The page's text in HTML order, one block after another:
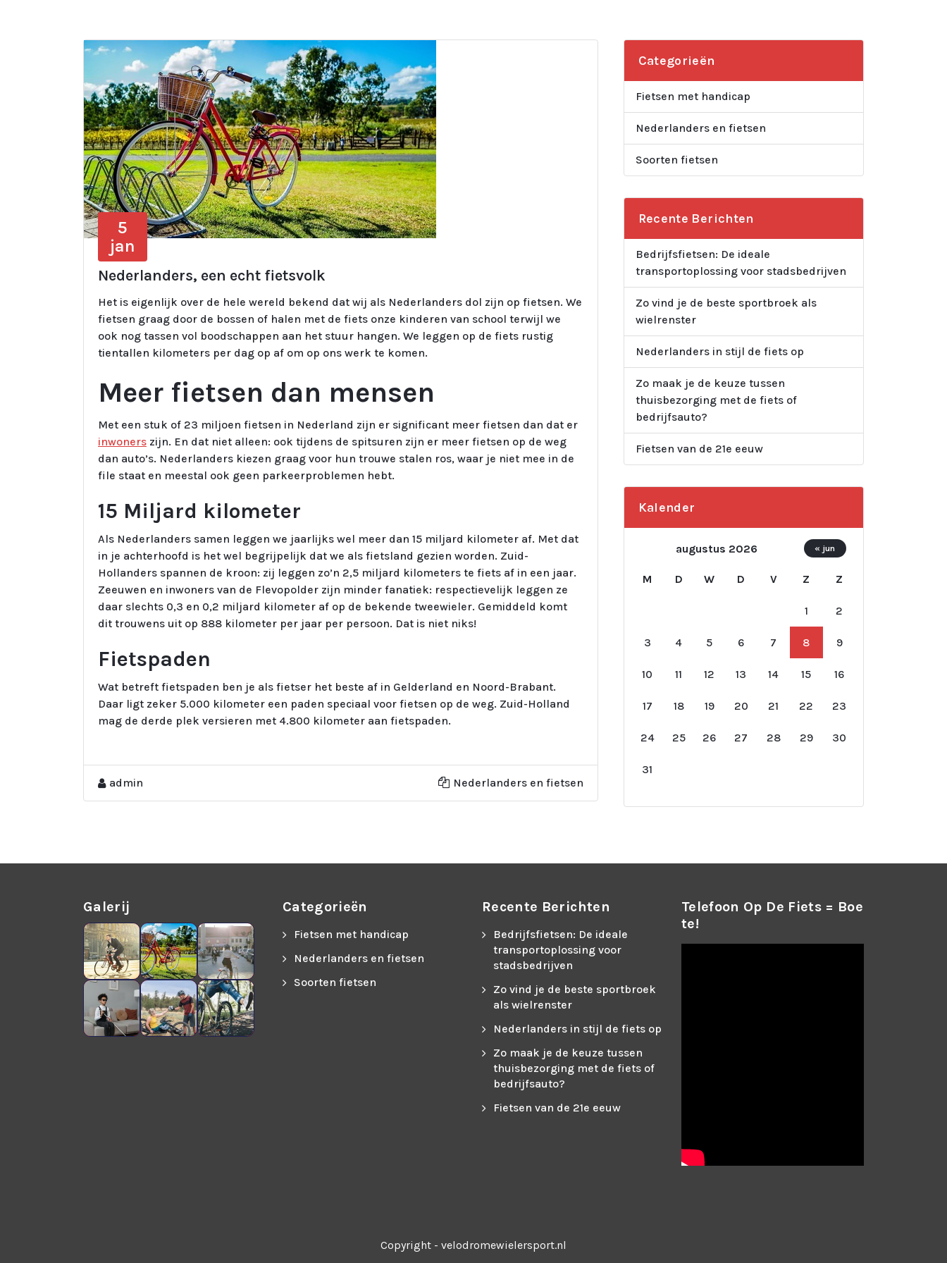
5
jan
Nederlanders, een echt fietsvolk
Het is eigenlijk over de hele wereld bekend dat wij als Nederlanders dol zijn op fietsen. We
fietsen graag door de bossen of halen met de fiets onze kinderen van school terwijl we
ook nog tassen vol boodschappen aan het stuur hangen. We leggen op de fiets rustig
tientallen kilometers per dag op af om op ons werk te komen.
Meer fietsen dan mensen
Met een stuk of 23 miljoen fietsen in Nederland zijn er significant meer fietsen dan dat er
inwoners zijn. En dat niet alleen: ook tijdens de spitsuren zijn er meer fietsen op de weg
dan auto’s. Nederlanders kiezen graag voor hun trouwe stalen ros, waar je niet mee in de
file staat en meestal ook geen parkeerproblemen hebt.
15 Miljard kilometer
Als Nederlanders samen leggen we jaarlijks wel meer dan 15 miljard kilometer af. Met dat
in je achterhoofd is het wel begrijpelijk dat we als fietsland gezien worden. Zuid-
Hollanders spannen de kroon: zij leggen zo’n 2,5 miljard kilometers te fiets af in een jaar.
Zeeuwen en inwoners van de Flevopolder zijn minder fanatiek: respectievelijk leggen ze
daar slechts 0,3 en 0,2 miljard kilometer af op de bekende tweewieler. Gemiddeld komt
dit trouwens uit op 888 kilometer per jaar per persoon. Dat is niet niks!
Fietspaden
Wat betreft fietspaden ben je als fietser het beste af in Gelderland en Noord-Brabant.
Daar ligt zeker 5.000 kilometer een paden speciaal voor fietsen op de weg. Zuid-Holland
mag de derde plek versieren met 4.800 kilometer aan fietspaden.
admin Nederlanders en fietsen
Categorieën
Fietsen met handicap
Nederlanders en fietsen
Soorten fietsen
Recente Berichten
Bedrijfsfietsen: De ideale
transportoplossing voor stadsbedrijven
Zo vind je de beste sportbroek als
wielrenster
Nederlanders in stijl de fiets op
Zo maak je de keuze tussen
thuisbezorging met de fiets of
bedrijfsauto?
Fietsen van de 21e eeuw
Kalender
augustus 2026
M D W D V Z Z
1 2
3 4 5 6 7 8 9
10 11 12 13 14 15 16
17 18 19 20 21 22 23
24 25 26 27 28 29 30
31
« jun
Galerij Categorieën
Fietsen met handicap
Nederlanders en fietsen
Soorten fietsen
Recente Berichten
Bedrijfsfietsen: De ideale
transportoplossing voor
stadsbedrijven
Zo vind je de beste sportbroek
als wielrenster
Nederlanders in stijl de fiets op
Zo maak je de keuze tussen
thuisbezorging met de fiets of
bedrijfsauto?
Fietsen van de 21e eeuw
Telefoon Op De Fiets = Boe
Te!
Copyright - velodromewielersport.nl